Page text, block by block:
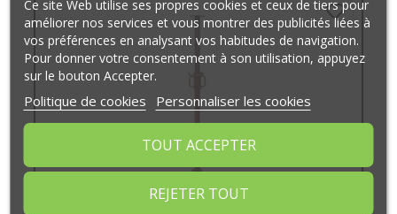
favorite_border
Ce site Web utilise ses propres cookies et ceux de tiers pour
améliorer nos services et vous montrer des publicités liées à
vos préférences en analysant vos habitudes de navigation.
Pour donner votre consentement à son utilisation, appuyez
sur le bouton Accepter.
Politique de cookies Personnaliser les cookies
REJETER TOUT
TOUT ACCEPTER